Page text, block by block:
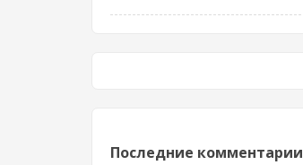
Последние комментарии